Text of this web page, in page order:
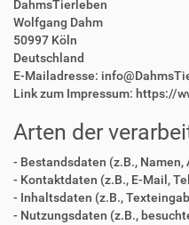
DahmsTierleben
Wolfgang Dahm
50997 Köln
Deutschland
E-Mailadresse:
Link zum Impressum: https://
Arten der
- Bestandsdaten (z.B., Namen,
- Kontaktdaten (z.B., E-Mail,
- Inhaltsdaten (z.B.,
- Nutzungsdaten (z.B.,